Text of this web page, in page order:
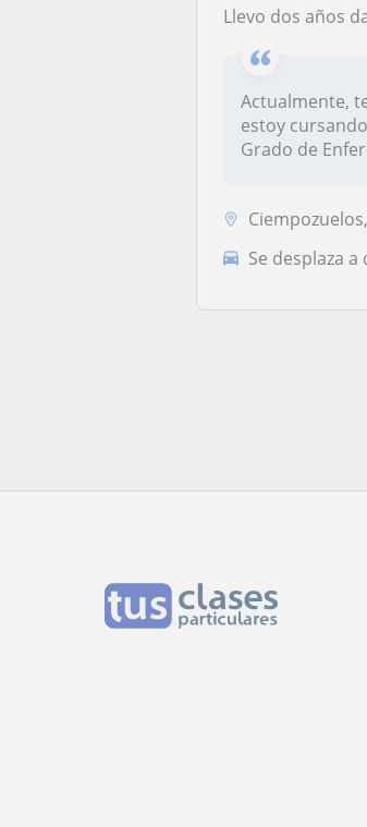
Llevo dos años dando clases particulares, imparto clases de
Actualmente,
estoy
Grado de
Ciempozuelos, Errenteria, Donostia-
Se desplaza